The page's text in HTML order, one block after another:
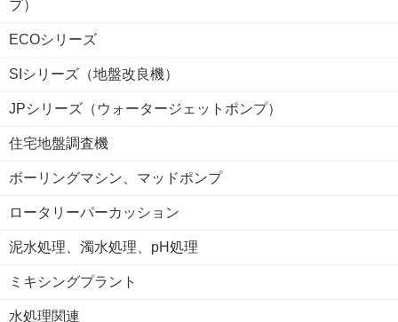
プ）
ECOシリーズ
SIシリーズ（地盤改良機）
JPシリーズ（ウォータージェットポンプ）
住宅地盤調査機
ボーリングマシン、マッドポンプ
ロータリーパーカッション
泥水処理、濁水処理、pH処理
ミキシングプラント
水処理関連